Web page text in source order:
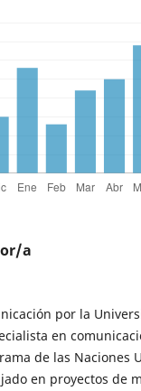
a
por la
en
de las Naciones
en proyectos de